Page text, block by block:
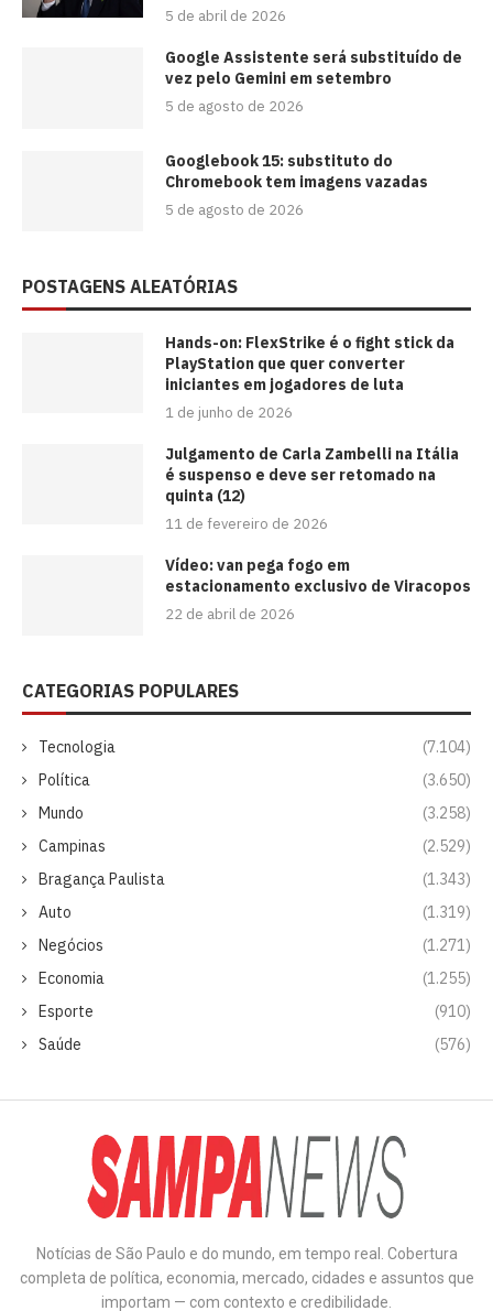
5 de abril de 2026
Google Assistente será substituído de
vez pelo Gemini em setembro
5 de agosto de 2026
Googlebook 15: substituto do
Chromebook tem imagens vazadas
5 de agosto de 2026
POSTAGENS ALEATÓRIAS
Hands-on: FlexStrike é o fight stick da
PlayStation que quer converter
iniciantes em jogadores de luta
1 de junho de 2026
Julgamento de Carla Zambelli na Itália
é suspenso e deve ser retomado na
quinta (12)
11 de fevereiro de 2026
Vídeo: van pega fogo em
estacionamento exclusivo de Viracopos
22 de abril de 2026
CATEGORIAS POPULARES
Tecnologia
(7.104)
Política
(3.650)
Mundo
(3.258)
Campinas
(2.529)
Bragança Paulista
(1.343)
Auto
(1.319)
Negócios
(1.271)
Economia
(1.255)
Esporte
(910)
Saúde
(576)
Notícias de São Paulo e do mundo, em tempo real. Cobertura
completa de política, economia, mercado, cidades e assuntos que
importam — com contexto e credibilidade.